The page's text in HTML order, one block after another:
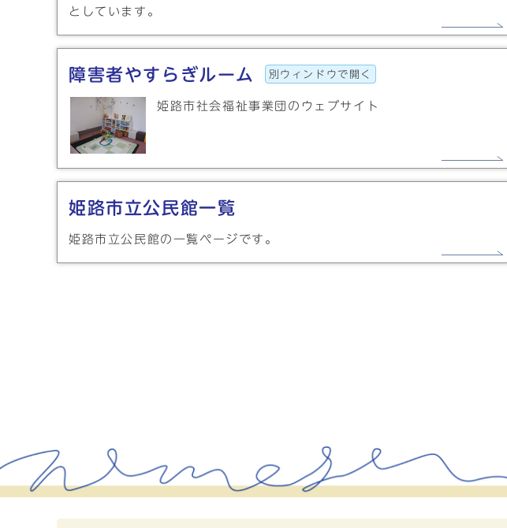
としています。
障害者やすらぎルーム 別ウィンドウで開く
姫路市社会福祉事業団のウェブサイト
姫路市立公民館一覧
姫路市立公民館の一覧ページです。